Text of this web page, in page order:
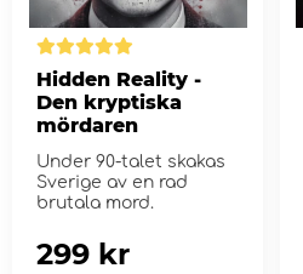
Hidden Reality -
Den kryptiska
mördaren
Under 90-talet skakas
Sverige av en rad
brutala mord.
299 kr